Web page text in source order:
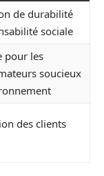
de durabilité
sociale
pour les
soucieux
des clients